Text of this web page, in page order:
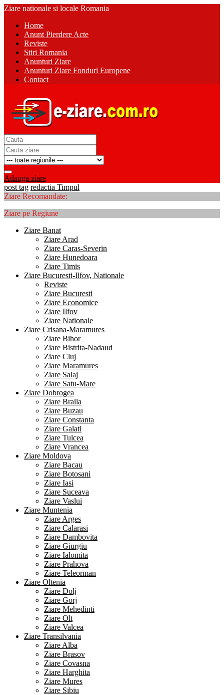
Ziare nationale si locale Romania
Home
Anunt Pierdere Acte
Reviste
Stiri Romania
Anunturi Ziare
Anunturi Ziare Fonduri Europene
Contact
Adauga ziare
post tag redactia Timpul
Ziare Recomandate:
Ziare pe Regiune
Ziare Banat
Ziare Arad
Ziare Caras-Severin
Ziare Hunedoara
Ziare Timis
Ziare Bucuresti-Ilfov, Nationale
Reviste
Ziare Bucuresti
Ziare Economice
Ziare Ilfov
Ziare Nationale
Ziare Crisana-Maramures
Ziare Bihor
Ziare Bistrita-Nadaud
Ziare Cluj
Ziare Maramures
Ziare Salaj
Ziare Satu-Mare
Ziare Dobrogea
Ziare Braila
Ziare Buzau
Ziare Constanta
Ziare Galati
Ziare Tulcea
Ziare Vrancea
Ziare Moldova
Ziare Bacau
Ziare Botosani
Ziare Iasi
Ziare Suceava
Ziare Vaslui
Ziare Muntenia
Ziare Arges
Ziare Calarasi
Ziare Dambovita
Ziare Giurgiu
Ziare Ialomita
Ziare Prahova
Ziare Teleorman
Ziare Oltenia
Ziare Dolj
Ziare Gorj
Ziare Mehedinti
Ziare Olt
Ziare Valcea
Ziare Transilvania
Ziare Alba
Ziare Brasov
Ziare Covasna
Ziare Harghita
Ziare Mures
Ziare Sibiu